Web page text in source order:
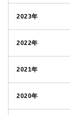
2023年
2022年
2021年
2020年